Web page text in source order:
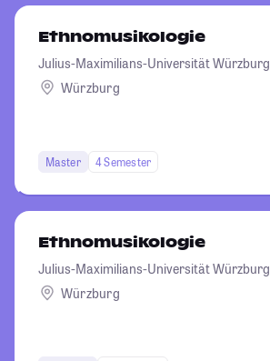
Ethnomusikologie
Julius-Maximilians-Universität Würzburg
Würzburg
Master 4 Semester
Ethnomusikologie
Julius-Maximilians-Universität Würzburg
Würzburg